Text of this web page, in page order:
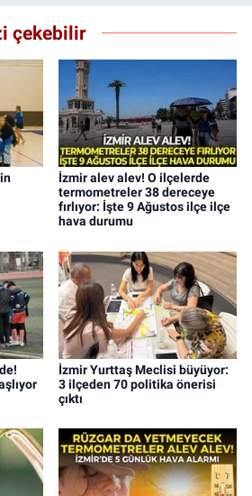
çekebilir
İzmir alev alev! O ilçelerde
termometreler 38 dereceye
fırlıyor: İşte 9 Ağustos ilçe ilçe
hava durumu
İzmir Yurttaş Meclisi büyüyor:
3 ilçeden 70 politika önerisi
çıktı